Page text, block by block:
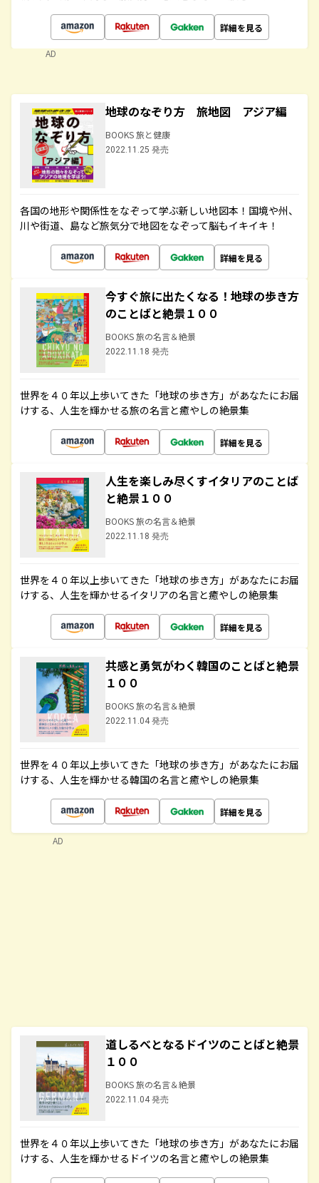
詳細を見る
AD
地球のなぞり方 旅地図 アジア編
BOOKS 旅と健康
2022.11.25 発売
各国の地形や関係性をなぞって学ぶ新しい地図本！国境や州、
川や街道、島など旅気分で地図をなぞって脳もイキイキ！
詳細を見る
今すぐ旅に出たくなる！地球の歩き方
のことばと絶景１００
BOOKS 旅の名言＆絶景
2022.11.18 発売
世界を４０年以上歩いてきた「地球の歩き方」があなたにお届
けする、人生を輝かせる旅の名言と癒やしの絶景集
詳細を見る
人生を楽しみ尽くすイタリアのことば
と絶景１００
BOOKS 旅の名言＆絶景
2022.11.18 発売
世界を４０年以上歩いてきた「地球の歩き方」があなたにお届
けする、人生を輝かせるイタリアの名言と癒やしの絶景集
詳細を見る
共感と勇気がわく韓国のことばと絶景
１００
BOOKS 旅の名言＆絶景
2022.11.04 発売
世界を４０年以上歩いてきた「地球の歩き方」があなたにお届
けする、人生を輝かせる韓国の名言と癒やしの絶景集
詳細を見る
道しるべとなるドイツのことばと絶景
１００
BOOKS 旅の名言＆絶景
2022.11.04 発売
世界を４０年以上歩いてきた「地球の歩き方」があなたにお届
けする、人生を輝かせるドイツの名言と癒やしの絶景集
AD